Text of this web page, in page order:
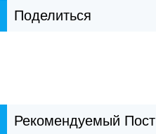
Поделиться
Рекомендуемый Пост